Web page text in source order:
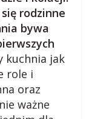
rodzinne
bywa
kuchnia jak
role i
oraz
ważne